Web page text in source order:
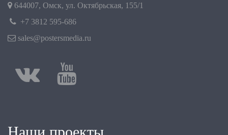
644007, Омск, ул. Октябрьская, 155/1
+7 3812 595-686
sales@postersmedia.ru